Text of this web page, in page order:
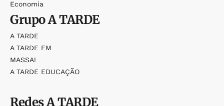
Economia
GrupoA TARDE
A TARDE
A TARDE FM
MASSA!
A TARDE EDUCAÇÃO
RedesA TARDE